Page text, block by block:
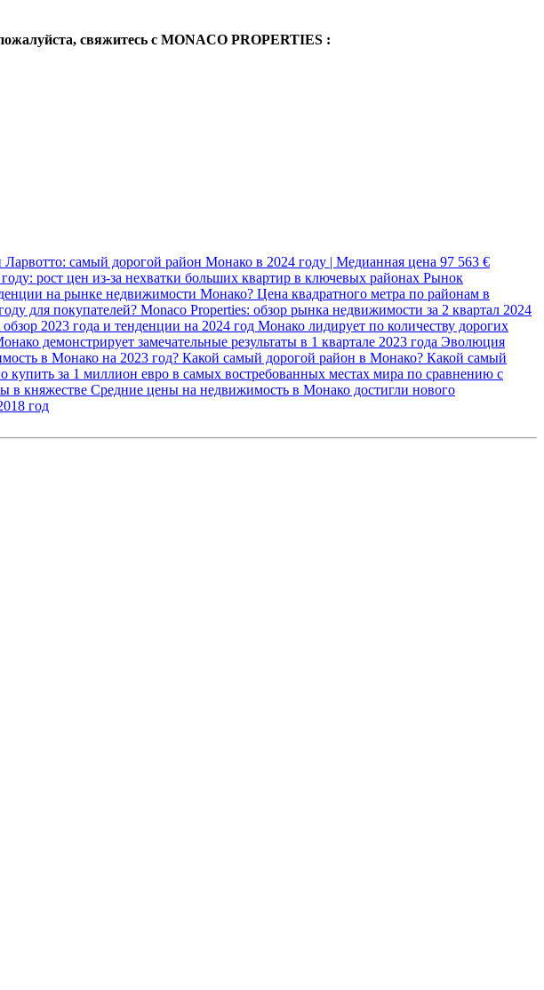
свяжитесь с MONACO PROPERTIES :
Ларвотто: самый дорогой район Монако в 2024 году | Медианная цена 97 563 €
рост цен из-за нехватки больших квартир в ключевых районах Рынок
на рынке недвижимости Монако? Цена квадратного метра по районам в
для покупателей? Monaco Properties: обзор рынка недвижимости за 2 квартал 2024
2023 года и тенденции на 2024 год Монако лидирует по количеству дорогих
демонстрирует замечательные результаты в 1 квартале 2023 года Эволюция
в Монако на 2023 год? Какой самый дорогой район в Монако? Какой самый
купить за 1 миллион евро в самых востребованных местах мира по сравнению с
в княжестве Средние цены на недвижимость в Монако достигли нового
год